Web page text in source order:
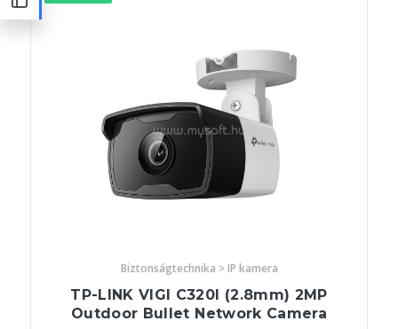
Biztonságtechnika > IP kamera
TP-LINK VIGI C320I (2.8mm) 2MP
Outdoor Bullet Network Camera